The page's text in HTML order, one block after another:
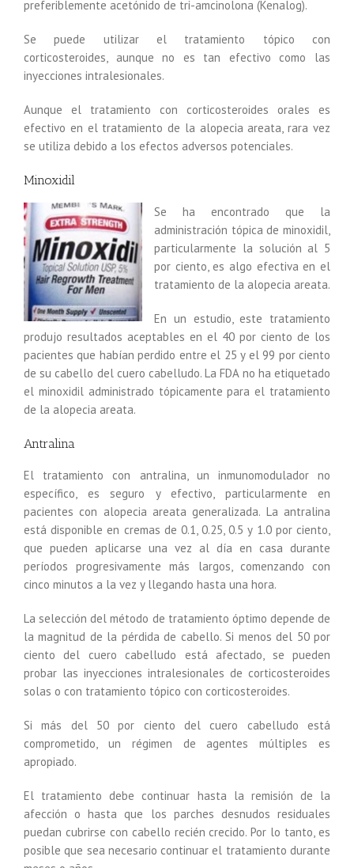
preferiblemente acetónido de tri-amcinolona (Kenalog).
Se puede utilizar el tratamiento tópico con
corticosteroides, aunque no es tan efectivo como las
inyecciones intralesionales.
Aunque el tratamiento con corticosteroides orales es
efectivo en el tratamiento de la alopecia areata, rara vez
se utiliza debido a los efectos adversos potenciales.
Minoxidil
Se ha encontrado que la
administración tópica de minoxidil,
particularmente la solución al 5
por ciento, es algo efectiva en el
tratamiento de la alopecia areata.
En un estudio, este tratamiento
produjo resultados aceptables en el 40 por ciento de los
pacientes que habían perdido entre el 25 y el 99 por ciento
de su cabello del cuero cabelludo. La FDA no ha etiquetado
el minoxidil administrado tópicamente para el tratamiento
de la alopecia areata.
Antralina
El tratamiento con antralina, un inmunomodulador no
específico, es seguro y efectivo, particularmente en
pacientes con alopecia areata generalizada. La antralina
está disponible en cremas de 0.1, 0.25, 0.5 y 1.0 por ciento,
que pueden aplicarse una vez al día en casa durante
períodos progresivamente más largos, comenzando con
cinco minutos a la vez y llegando hasta una hora.
La selección del método de tratamiento óptimo depende de
la magnitud de la pérdida de cabello. Si menos del 50 por
ciento del cuero cabelludo está afectado, se pueden
probar las inyecciones intralesionales de corticosteroides
solas o con tratamiento tópico con corticosteroides.
Si más del 50 por ciento del cuero cabelludo está
comprometido, un régimen de agentes múltiples es
apropiado.
El tratamiento debe continuar hasta la remisión de la
afección o hasta que los parches desnudos residuales
puedan cubrirse con cabello recién crecido. Por lo tanto, es
posible que sea necesario continuar el tratamiento durante